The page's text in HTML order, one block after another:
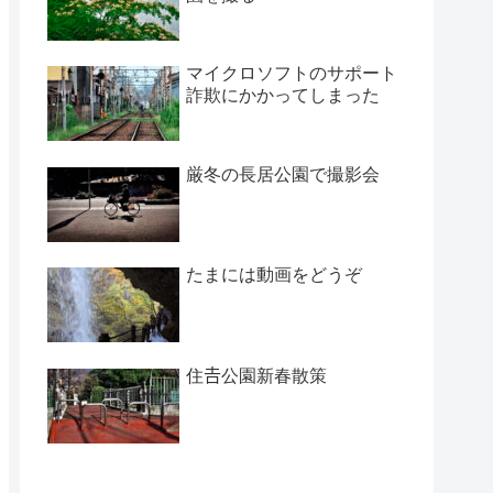
マイクロソフトのサポート
詐欺にかかってしまった
厳冬の長居公園で撮影会
たまには動画をどうぞ
住𠮷公園新春散策